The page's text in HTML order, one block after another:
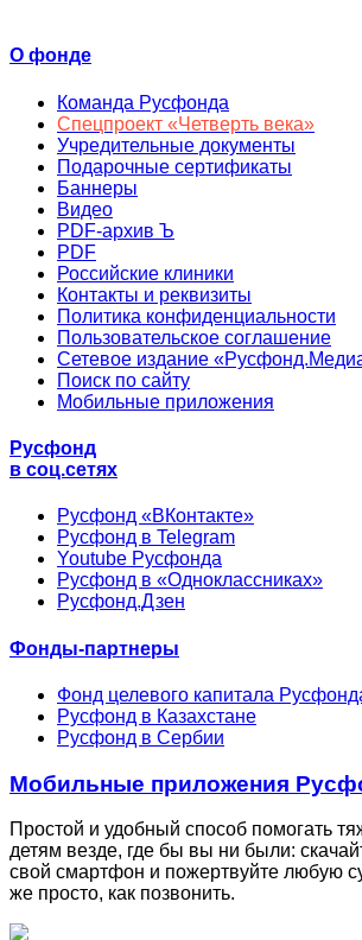
О фонде
Команда Русфонда
Спецпроект «Четверть века»
Учредительные документы
Подарочные сертификаты
Баннеры
Видео
PDF-архив Ъ
PDF
Российские клиники
Контакты и реквизиты
Политика конфиденциальности
Пользовательское соглашение
Сетевое издание
Поиск по сайту
Мобильные приложения
Русфонд
в соц.сетях
Русфонд «ВКонтакте»
Русфонд в Telegram
Youtube Русфонда
Русфонд в «Одноклассниках»
Русфонд.Дзен
Фонды-партнеры
Фонд целевого капитала
Русфонд в Казахстане
Русфонд в Сербии
Мобильные приложения
Простой и удобный способ помогать
детям везде, где бы вы ни были:
свой смартфон и пожертвуйте любую
же просто, как позвонить.